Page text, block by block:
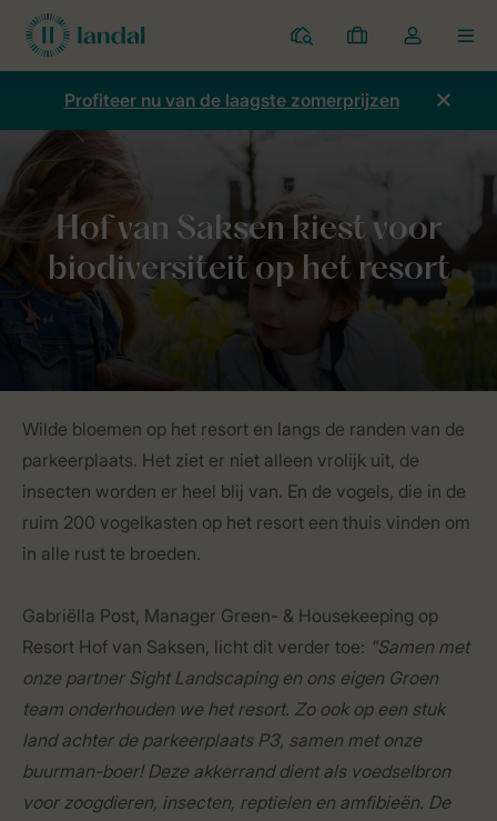
Parken
Mijn
boekingen
Open
de
dropdown
Profiteer nu van de laagste zomerprijzen
Echt liefde voor de natuur Hof van
Wilde bloemen op het resort en langs de randen van de
parkeerplaats. Het ziet er niet alleen vrolijk uit, de
insecten worden er heel blij van. En de vogels, die in de
ruim 200 vogelkasten op het resort een thuis vinden om
in alle rust te broeden.
Gabriëlla Post, Manager Green- & Housekeeping op
Resort Hof van Saksen, licht dit verder toe: "Samen met
onze partner Sight Landscaping en ons eigen Groen
team onderhouden we het resort. Zo ook op een stuk
land achter de parkeerplaats P3, samen met onze
buurman-boer! Deze akkerrand dient als voedselbron
voor zoogdieren, insecten, reptielen en amfibieën. De